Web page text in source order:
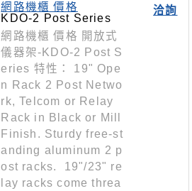
洽詢
網路機櫃 價格
KDO-2 Post Series
網路機櫃 價格 開放式
儀器架-KDO-2 Post S
eries 特性： 19" Ope
n Rack 2 Post Netwo
rk, Telcom or Relay
Rack in Black or Mill
Finish. Sturdy free-st
anding aluminum 2 p
ost racks. 19"/23" re
lay racks come threa